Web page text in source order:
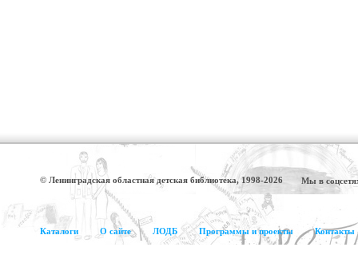
© Ленинградская областная детская библиотека, 1998-2026 Мы в
Каталоги О сайте ЛОДБ Программы и проекты Контакты